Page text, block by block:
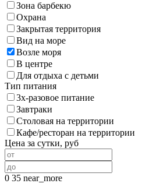
Зона барбекю
Охрана
Закрытая территория
Вид на море
Возле моря
В центре
Для отдыха с детьми
Тип питания
3х-разовое питание
Завтраки
Столовая на территории
Кафе/ресторан на территории
Цена за сутки, руб
0 35 near_more